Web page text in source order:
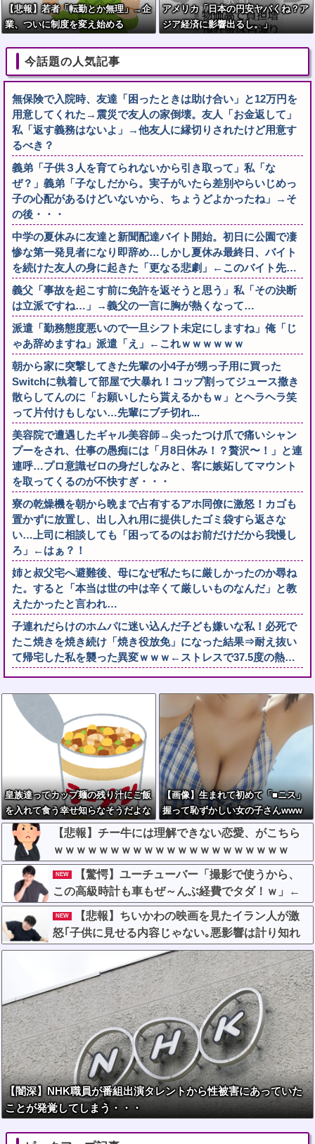
【悲報】若者「転勤とか無理」→企
業、ついに制度を変え始める
アメリカ「日本の円安ヤバくね？ア
ジア経済に影響出るし。」
今話題の人気記事
無保険で入院時、友達「困ったときは助け合い」と12万円を
用意してくれた→震災で友人の家倒壊。友人「お金返して」
私「返す義務はないよ」→他友人に縁切りされたけど用意す
るべき？
義弟「子供３人を育てられないから引き取って」私「な
ぜ？」義弟「子なしだから。実子がいたら差別やらいじめっ
子の心配があるけどいないから、ちょうどよかったね」→そ
の後・・・
中学の夏休みに友達と新聞配達バイト開始。初日に公園で凄
惨な第一発見者になり即辞め…しかし夏休み最終日、バイト
を続けた友人の身に起きた「更なる悲劇」←このバイト先…
義父「事故を起こす前に免許を返そうと思う」私「その決断
は立派ですね…」→義父の一言に胸が熱くなって…
派遣「勤務態度悪いので一旦シフト未定にしますね」俺「じ
ゃあ辞めますね」派遣「え」←これｗｗｗｗｗｗ
朝から家に突撃してきた先輩の小4子が甥っ子用に買った
Switchに執着して部屋で大暴れ！コップ割ってジュース撒き
散らしてんのに「お願いしたら貰えるかもｗ」とヘラヘラ笑
って片付けもしない…先輩にブチ切れ...
美容院で遭遇したギャル美容師→尖ったつけ爪で痛いシャン
プーをされ、仕事の愚痴には「月8日休み！？贅沢〜！」と連
連呼…プロ意識ゼロの身だしなみと、客に嫉妬してマウント
を取ってくるのが不快すぎ・・・
寮の乾燥機を朝から晩まで占有するアホ同僚に激怒！カゴも
置かずに放置し、出し入れ用に提供したゴミ袋すら返さな
い…上司に相談しても「困ってるのはお前だけだから我慢し
ろ」←はぁ？！
姉と叔父宅へ避難後、母になぜ私たちに厳しかったのか尋ね
た。すると「本当は世の中は辛くて厳しいものなんだ」と教
えたかったと言われ…
子連れだらけのホムパに迷い込んだ子ども嫌いな私！必死で
たこ焼きを焼き続け「焼き役放免」になった結果⇒耐え抜い
て帰宅した私を襲った異変ｗｗｗ←ストレスで37.5度の熱…
皇族達ってカップ麺の残り汁にご飯
を入れて食う幸せ知らなそうだよな
ｗ
【画像】生まれて初めて「■ニス」
握って恥ずかしい女の子さんwww
【悲報】チー牛には理解できない恋愛、がこちら
ｗｗｗｗｗｗｗｗｗｗｗｗｗｗｗｗｗｗｗｗｗ
NEW
【驚愕】ユーチューバー「撮影で使うから、
この高級時計も車もぜ～んぶ経費でタダ！ｗ」←
まさかコレ本気にしてる奴なんておらんよな？よ
な？w w w w w w w w w w w
NEW
【悲報】ちいかわの映画を見たイラン人が激
怒｢子供に見せる内容じゃない｡悪影響は計り知れ
ない｣←これw w w w w w w w w
【闇深】NHK職員が番組出演タレントから性被害にあっていた
ことが発覚してしまう・・・